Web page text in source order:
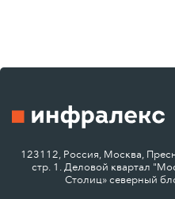
123112, Россия, Москва,
стр. 1. Деловой квартал
Столиц» северный